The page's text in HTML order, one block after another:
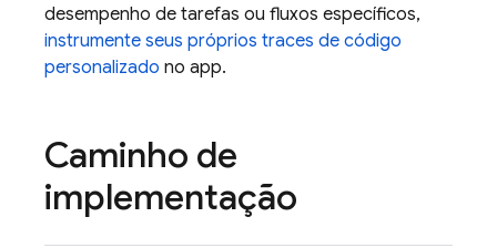
desempenho de tarefas ou fluxos específicos,
instrumente seus próprios traces de código
personalizado no app.
Caminho de
implementação